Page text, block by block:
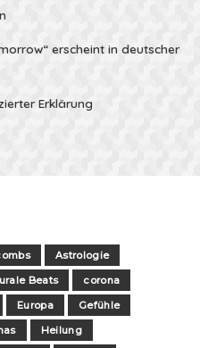
erscheint in deutscher
Erklärung
Astrologie
Beats
corona
Europa
Gefühle
Heilung